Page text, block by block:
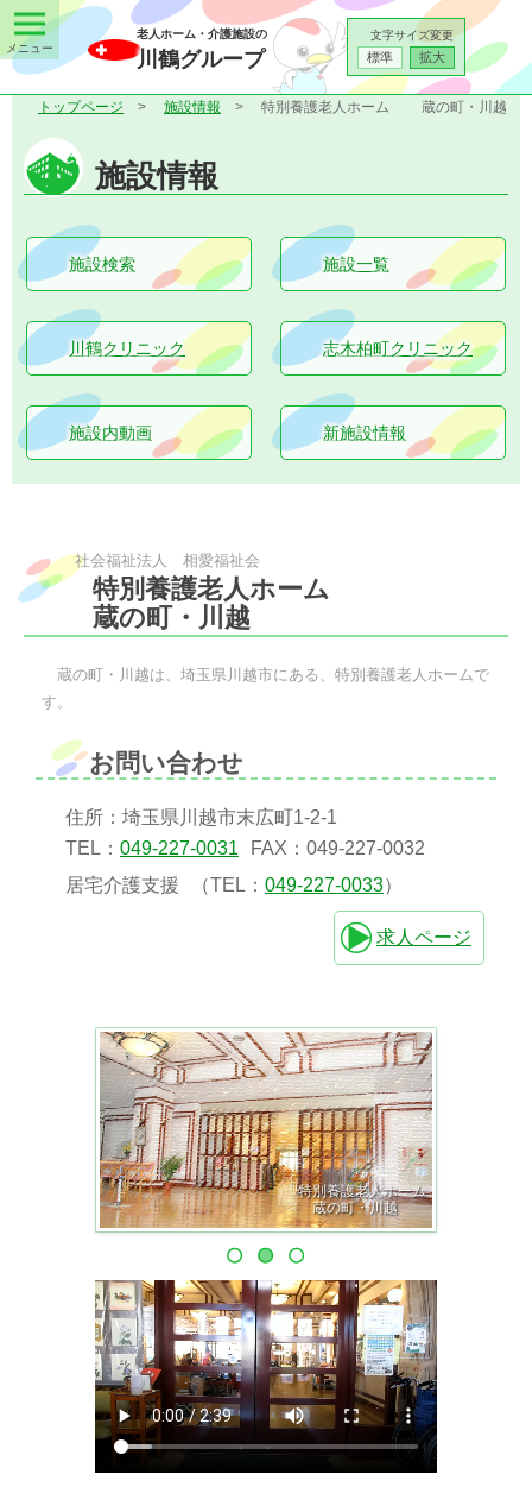
老人ホーム・介護施設の
川鶴グループ
文字サイズ変更
標準 拡大
トップページ 施設情報 特別養護老人ホーム 蔵の町・川越
施設情報
施設検索 施設一覧
川鶴クリニック 志木柏町クリニック
施設内動画 新施設情報
社会福祉法人 相愛福祉会
特別養護老人ホーム
蔵の町・川越
蔵の町・川越は、埼玉県川越市にある、特別養護老人ホームで
す。
お問い合わせ
住所：埼玉県川越市末広町1-2-1
TEL： 049-227-0031
FAX：049-227-0032
居宅介護支援
（TEL： 049-227-0033）
求人ページ
特別養護老人ホーム
蔵の町・川越